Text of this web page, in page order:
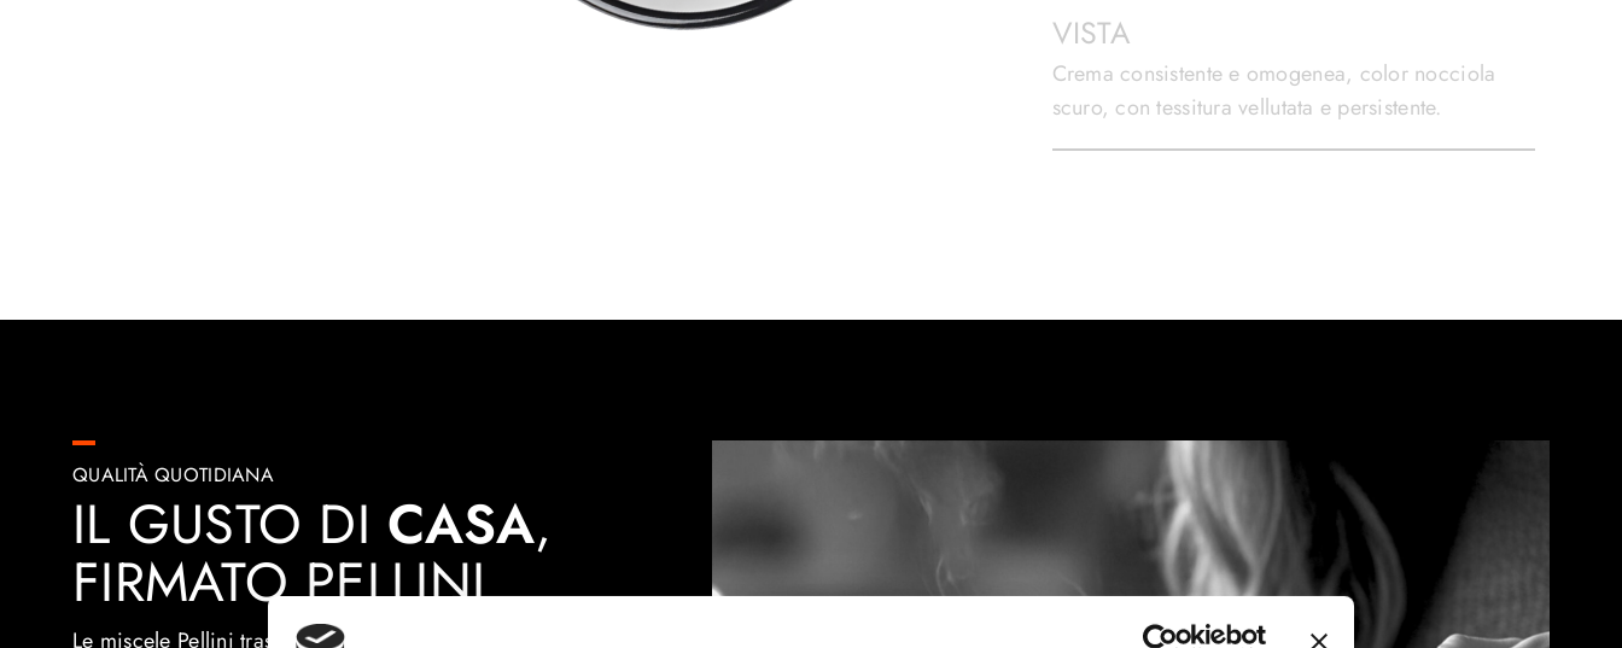
VISTA
Crema consistente e omogenea, color nocciola
scuro, con tessitura vellutata e persistente.
QUALITÀ QUOTIDIANA
IL GUSTO DI CASA,
FIRMATO PELLINI
Le miscele Pellini trasformano ogni pausa a casa in